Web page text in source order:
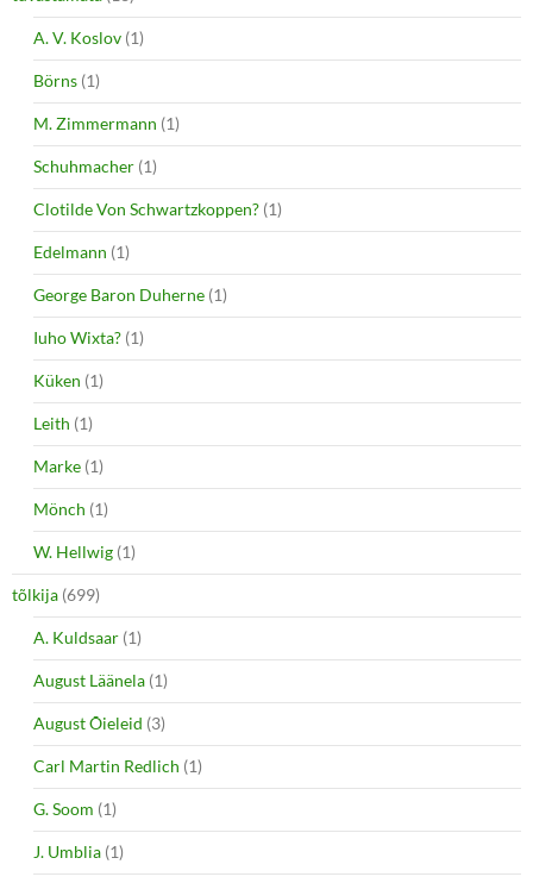
A. V. Koslov (1)
Börns (1)
M. Zimmermann (1)
Schuhmacher (1)
Clotilde Von Schwartzkoppen? (1)
Edelmann (1)
George Baron Duherne (1)
Iuho Wixta? (1)
Küken (1)
Leith (1)
Marke (1)
Mönch (1)
W. Hellwig (1)
tõlkija (699)
A. Kuldsaar (1)
August Läänela (1)
August Õieleid (3)
Carl Martin Redlich (1)
G. Soom (1)
J. Umblia (1)